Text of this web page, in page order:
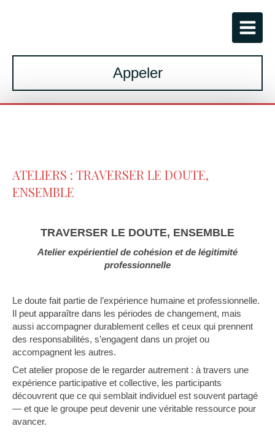
Appeler
ATELIERS : TRAVERSER LE DOUTE,
ENSEMBLE
TRAVERSER LE DOUTE, ENSEMBLE
Atelier expérientiel de cohésion et de légitimité
professionnelle
Le doute fait partie de l’expérience humaine et professionnelle.
Il peut apparaître dans les périodes de changement, mais
aussi accompagner durablement celles et ceux qui prennent
des responsabilités, s’engagent dans un projet ou
accompagnent les autres.
Cet atelier propose de le regarder autrement : à travers une
expérience participative et collective, les participants
découvrent que ce qui semblait individuel est souvent partagé
— et que le groupe peut devenir une véritable ressource pour
avancer.